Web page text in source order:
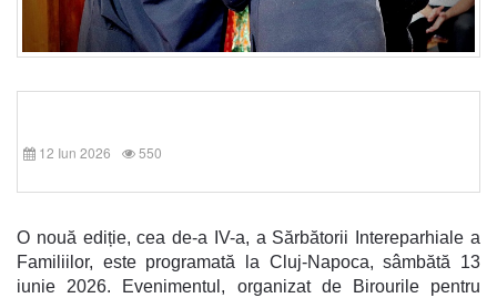
12 Iun 2026 550
O nouă ediție, cea de-a IV-a, a Sărbătorii Intereparhiale a
Familiilor, este programată la Cluj-Napoca,sâmbătă 13
iunie 2026. Evenimentul, organizat de Birourile pentru